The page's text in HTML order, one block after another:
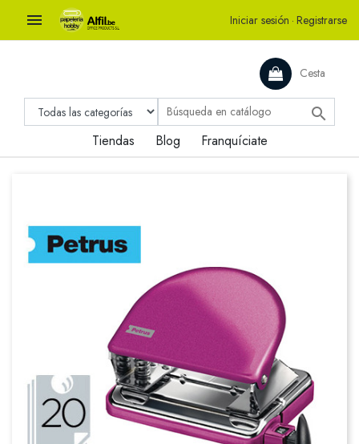
 Iniciar sesión · Registrarse
Cesta

Tiendas Blog Franquíciate